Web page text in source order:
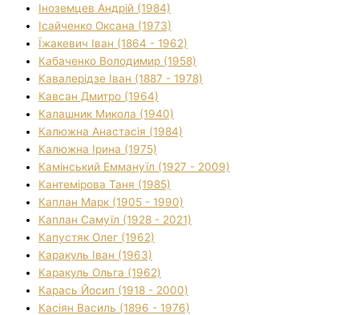
Іноземцев Андрій (1984)
Ісайченко Оксана (1973)
Їжакевич Іван (1864 - 1962)
Кабаченко Володимир (1958)
Кавалерідзе Іван (1887 - 1978)
Кавсан Дмитро (1964)
Калашник Микола (1940)
Калюжна Анастасія (1984)
Калюжна Ірина (1975)
Камінський Еммануїл (1927 - 2009)
Кантемірова Таня (1985)
Каплан Марк (1905 - 1990)
Каплан Самуїл (1928 - 2021)
Капустяк Олег (1962)
Каракуль Іван (1963)
Каракуль Ольга (1962)
Карась Йосип (1918 - 2000)
Касіян Василь (1896 - 1976)